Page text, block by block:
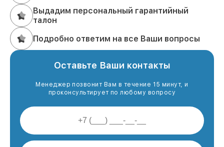
Выдадим персональный гарантийный
талон
Подробно ответим на все Ваши вопросы
Оставьте Ваши контакты
Менеджер позвонит Вам в течение 15 минут, и
проконсультирует по любому вопросу